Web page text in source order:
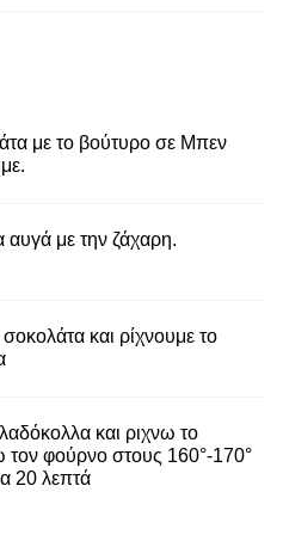
με το βούτυρο σε Μπεν
αυγά με την ζάχαρη.
και ρίχνουμε το
και ριχνω το
τον φούρνο στους 160°-170°
20 λεπτά